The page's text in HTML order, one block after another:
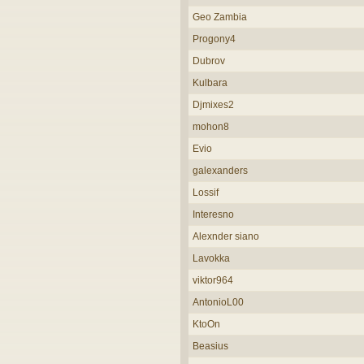
Geo Zambia
Progony4
Dubrov
Kulbara
Djmixes2
mohon8
Evio
galexanders
Lossif
Interesno
Alexnder siano
Lavokka
viktor964
AntonioL00
KtoOn
Beasius